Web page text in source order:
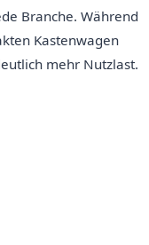
Branche. Während
Kastenwagen
mehr Nutzlast.